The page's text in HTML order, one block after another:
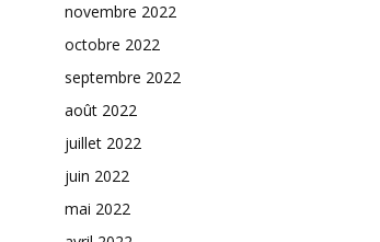
novembre 2022
octobre 2022
septembre 2022
août 2022
juillet 2022
juin 2022
mai 2022